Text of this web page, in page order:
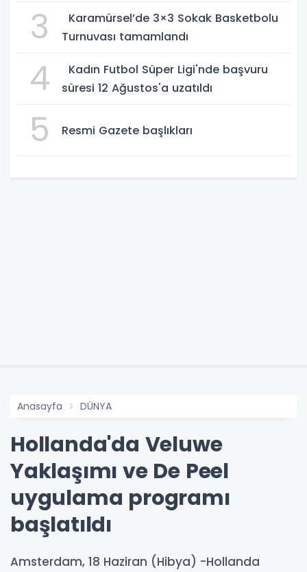
3
Karamürsel’de 3×3 Sokak Basketbolu
Turnuvası tamamlandı
4
Kadın Futbol Süper Ligi'nde başvuru
süresi 12 Ağustos'a uzatıldı
5 Resmi Gazete başlıkları
Anasayfa DÜNYA
Hollanda'da Veluwe
Yaklaşımı ve De Peel
uygulama programı
başlatıldı
Amsterdam, 18 Haziran (Hibya) -Hollanda